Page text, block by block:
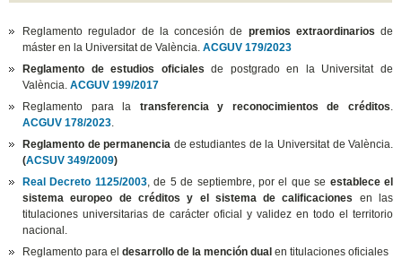
Reglamento regulador de la concesión de premios extraordinarios de
máster en la Universitat de València.ACGUV 179/2023
Reglamento de estudios oficiales de postgrado en la Universitat de
València.ACGUV 199/2017
Reglamento para la transferencia y reconocimientos de créditos.
ACGUV 178/2023.
Reglamento de permanencia de estudiantes de la Universitat de València.
(ACSUV 349/2009)
Real Decreto 1125/2003, de 5 de septiembre, por el que se establece el
sistema europeo de créditos y el sistema de calificaciones
en las
titulaciones universitarias de carácter oficial y validez en todo el territorio
nacional.
Reglamento para eldesarrollo de la mención dual en titulaciones oficiales